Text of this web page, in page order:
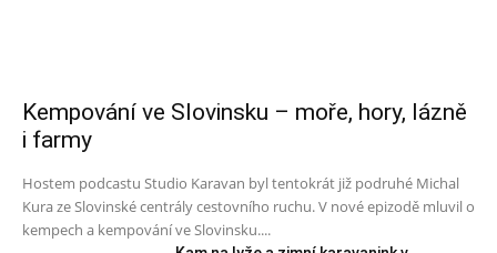
Kempování ve Slovinsku – moře, hory, lázně
i farmy
Hostem podcastu Studio Karavan byl tentokrát již podruhé Michal
Kura ze Slovinské centrály cestovního ruchu. V nové epizodě mluvil o
kempech a kempování ve Slovinsku....